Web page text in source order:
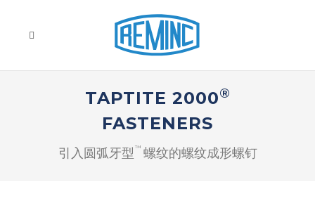
TAPTITE 2000®
FASTENERS
引入圆弧牙型™ 螺纹的螺纹成形螺钉